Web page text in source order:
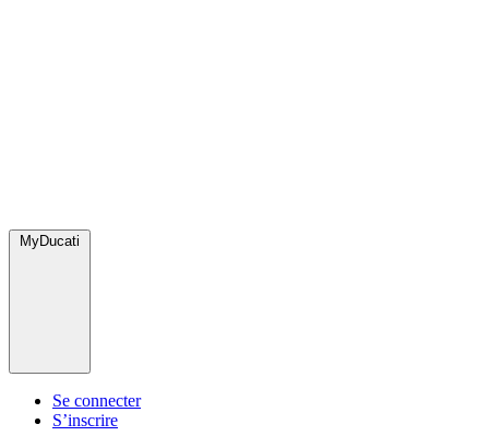
MyDucati
Se connecter
S’inscrire